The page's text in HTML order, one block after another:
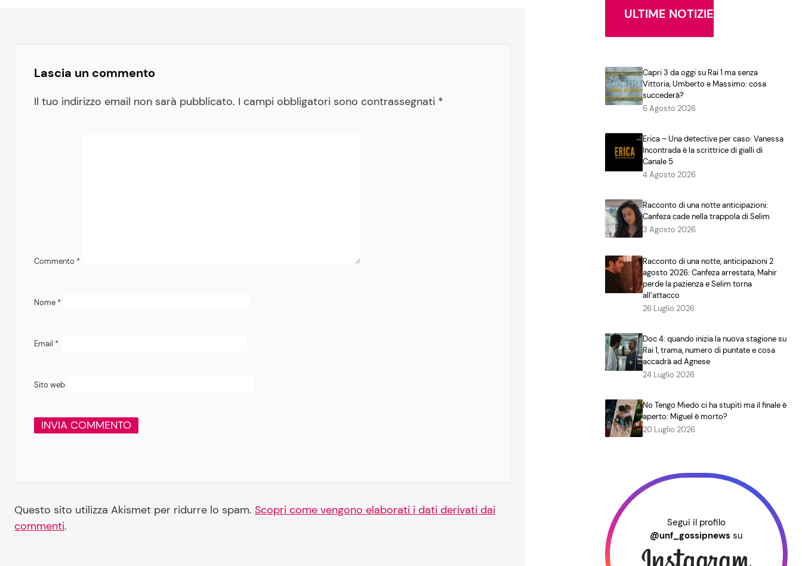
Lascia un commento
Il tuo indirizzo email non sarà pubblicato. I campi obbligatori sono contrassegnati *
Commento *
Nome *
Email *
Sito web
Questo sito utilizza Akismet per ridurre lo spam. Scopri come vengono elaborati i dati derivati dai
commenti.
ULTIME NOTIZIE
Capri 3 da oggi su Rai 1 ma senza
Vittoria, Umberto e Massimo: cosa
succederà?
6 Agosto 2026
Erica – Una detective per caso: Vanessa
Incontrada è la scrittrice di gialli di
Canale 5
4 Agosto 2026
Racconto di una notte anticipazioni:
Canfeza cade nella trappola di Selim
3 Agosto 2026
Racconto di una notte, anticipazioni 2
agosto 2026: Canfeza arrestata, Mahir
perde la pazienza e Selim torna
all’attacco
26 Luglio 2026
Doc 4: quando inizia la nuova stagione su
Rai 1, trama, numero di puntate e cosa
accadrà ad Agnese
24 Luglio 2026
No Tengo Miedo ci ha stupiti ma il finale è
aperto: Miguel è morto?
20 Luglio 2026
Segui il profilo
@unf_gossipnews su